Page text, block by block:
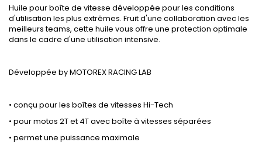
Huile pour boîte de vitesse développée pour les conditions
d'utilisation les plus extrêmes. Fruit d'une collaboration avec les
meilleurs teams, cette huile vous offre une protection optimale
dans le cadre d'une utilisation intensive.
Développée by MOTOREX RACING LAB
• conçu pour les boîtes de vitesses Hi-Tech
• pour motos 2T et 4T avec boîte à vitesses séparées
• permet une puissance maximale